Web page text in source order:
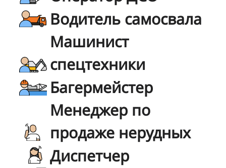
Водитель самосвала
Машинист
спецтехники
Багермейстер
Менеджер по
продаже нерудных
Диспетчер